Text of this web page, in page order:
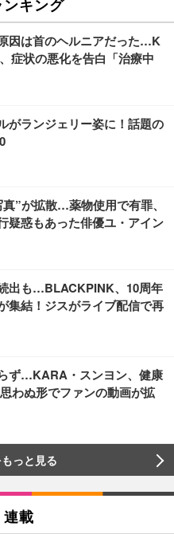
ンキング
因は首のヘルニアだった…K
症状の悪化を告白「治療中
がランジェリー姿に！話題の
真”が拡散…薬物使用で有罪、
疑惑もあった俳優ユ・アイン
出も…BLACKPINK、10周年
集結！ジスがライブ配信で再
ず…KARA・スンヨン、健康
わぬ形でファンの動画が拡
っと見る
連載